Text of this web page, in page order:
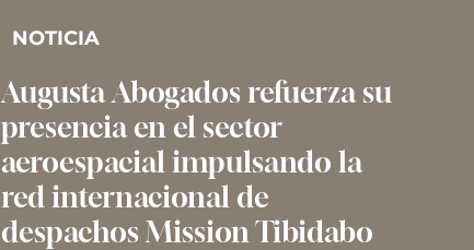
NOTICIA
Augusta Abogados refuerza su
presencia en el sector
aeroespacial impulsando la
red internacional de
despachos Mission Tibidabo